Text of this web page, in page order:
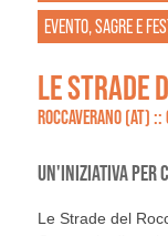
EVENTO, SAGRE E
LE STRADE
ROCCAVERANO
UN'INIZIATIVA PER
Le Strade del